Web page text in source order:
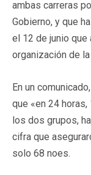
ambas carreras
Gobierno, y que
el 12 de junio que
organización de
En un
que «en 24
los dos grupos,
cifra que
solo 68 noes.